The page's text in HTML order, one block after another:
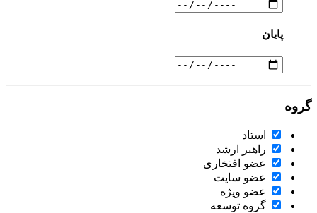
پایان
گروه
استاد
راهبر ارشد
عضو افتخاری
عضو سایت
عضو ویژه
گروه توسعه